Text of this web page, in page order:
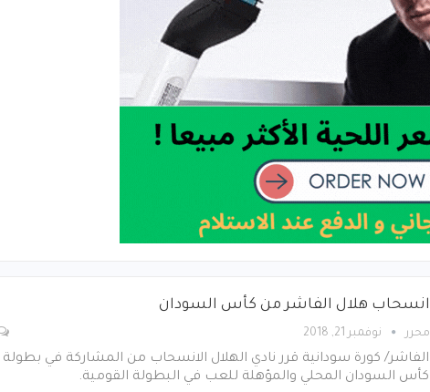
انسحاب هلال الفاشر من كأس السودان
محرر نوفمبر 21, 2018
الفاشر/ كورة سودانية قرر نادي الهلال الانسحاب من المشاركة في بطولة
كأس السودان المحلي والمؤهلة للعب في البطولة القومية.